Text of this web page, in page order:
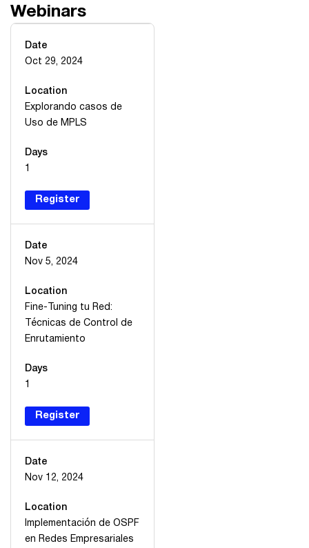
Webinars
Date
Oct 29, 2024
Location
Explorando casos de
Uso de MPLS
Days
1
Register
Date
Nov 5, 2024
Location
Fine-Tuning tu Red:
Técnicas de Control de
Enrutamiento
Days
1
Register
Date
Nov 12, 2024
Location
Implementación de OSPF
en Redes Empresariales